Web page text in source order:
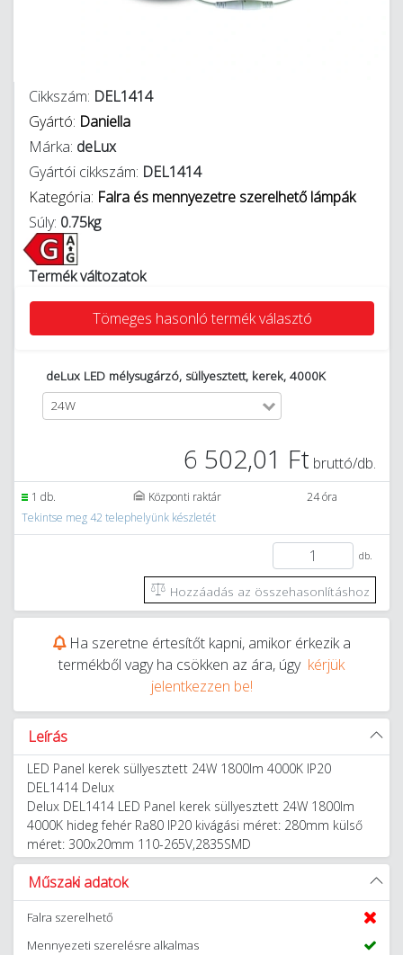
Cikkszám: DEL1414
Gyártó: Daniella
Márka: deLux
Gyártói cikkszám: DEL1414
Kategória: Falra és mennyezetre szerelhető lámpák
Súly: 0.75kg
Termék változatok
Tömeges hasonló termék választó
deLux LED mélysugárzó, süllyesztett, kerek, 4000K
24W
6 502,01 Ft bruttó/db.
1 db. Központi raktár
24 óra
Tekintse meg 42 telephelyünk készletét
db.
Hozzáadás az összehasonlításhoz
Ha szeretne értesítőt kapni, amikor érkezik a
termékből vagy ha csökken az ára, úgy kérjük
jelentkezzen be!
Leírás
LED Panel kerek süllyesztett 24W 1800lm 4000K IP20
DEL1414 Delux
Delux DEL1414 LED Panel kerek süllyesztett 24W 1800lm
4000K hideg fehér Ra80 IP20 kivágási méret: 280mm külső
méret: 300x20mm 110-265V,2835SMD
Műszaki adatok
Falra szerelhető
Mennyezeti szerelésre alkalmas